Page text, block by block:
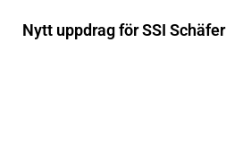
Nytt uppdrag för SSI Schäfer